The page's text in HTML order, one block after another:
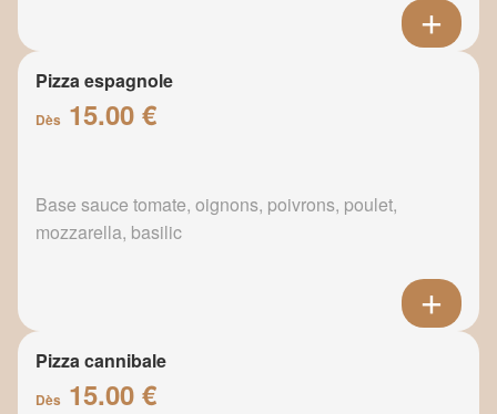
Pizza espagnole
Dès 15.00 €
Base sauce tomate, oignons, poivrons, poulet,
mozzarella, basilic
Pizza cannibale
Dès 15.00 €